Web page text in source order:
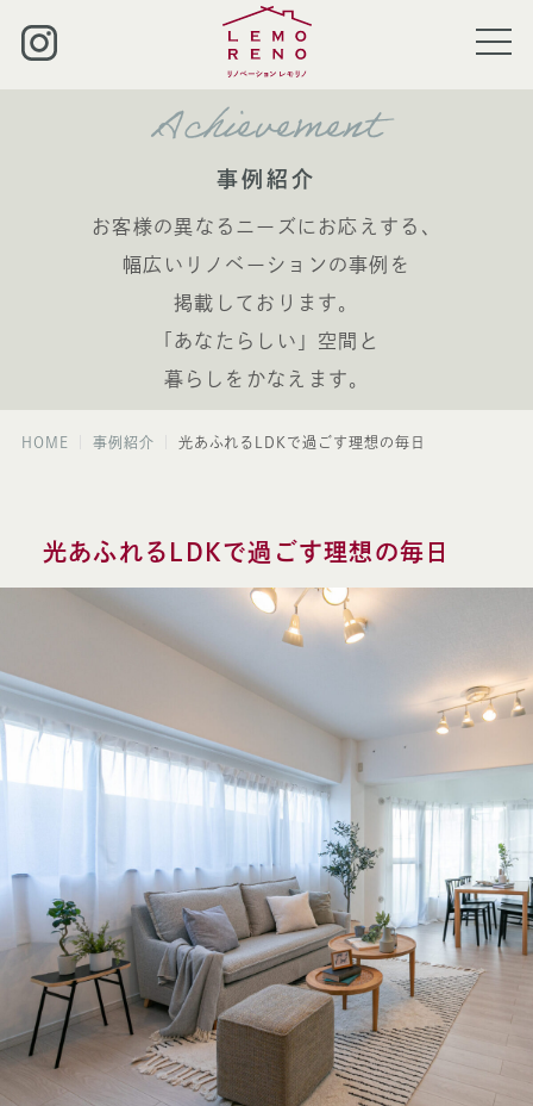
Achievement
事例紹介
お客様の異なるニーズにお応えする、
幅広いリノベーションの事例を
掲載しております。
「あなたらしい」空間と
暮らしをかなえます。
HOME 事例紹介 光あふれるLDKで過ごす理想の毎日
光あふれるLDKで過ごす理想の毎日